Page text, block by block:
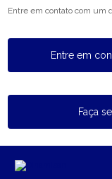
Entre em contato com um
Entre em
Faça